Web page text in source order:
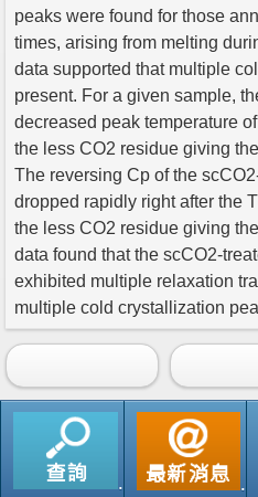
peaks were found for those
times, arising from melting
data supported that multiple
present. For a given sample,
decreased peak temperature
the less CO2 residue giving
The reversing Cp of the
dropped rapidly right after the
the less CO2 residue giving
data found that the scCO2-
exhibited multiple relaxation
multiple cold crystallization